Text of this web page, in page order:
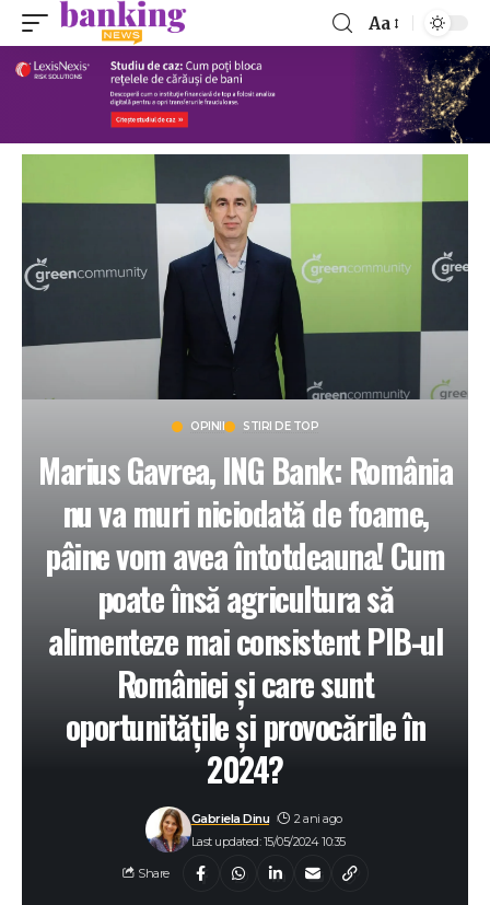
Aa
OPINII STIRI DE TOP
Marius Gavrea, ING Bank: România
nu va muri niciodată de foame,
pâine vom avea întotdeauna! Cum
poate însă agricultura să
alimenteze mai consistent PIB-ul
României și care sunt
oportunitățile și provocările în
2024?
Last updated: 15/05/2024 10:35
Gabriela Dinu 2 ani ago
Share